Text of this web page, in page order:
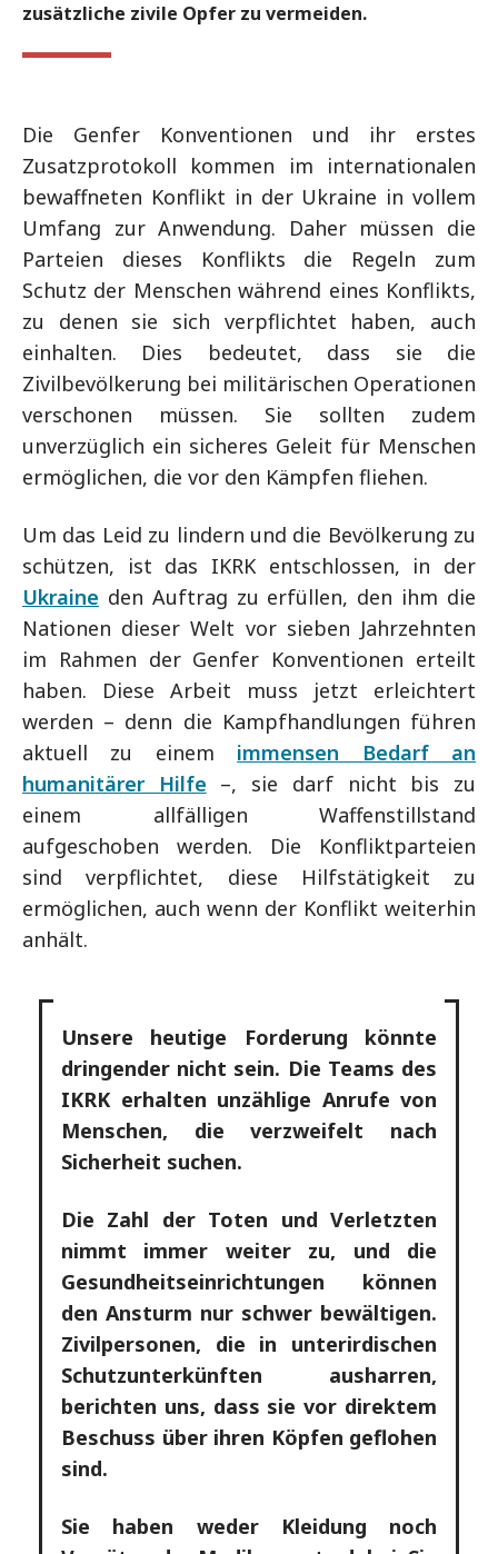
zusätzliche zivile Opfer zu vermeiden.
Die Genfer Konventionen und ihr erstes
Zusatzprotokoll kommen im internationalen
bewaffneten Konflikt in der Ukraine in vollem
Umfang zur Anwendung. Daher müssen die
Parteien dieses Konflikts die Regeln zum
Schutz der Menschen während eines Konflikts,
zu denen sie sich verpflichtet haben, auch
einhalten. Dies bedeutet, dass sie die
Zivilbevölkerung bei militärischen Operationen
verschonen müssen. Sie sollten zudem
unverzüglich ein sicheres Geleit für Menschen
ermöglichen, die vor den Kämpfen fliehen.
Um das Leid zu lindern und die Bevölkerung zu
schützen, ist das IKRK entschlossen, in der
Ukraine den Auftrag zu erfüllen, den ihm die
Nationen dieser Welt vor sieben Jahrzehnten
im Rahmen der Genfer Konventionen erteilt
haben. Diese Arbeit muss jetzt erleichtert
werden – denn die Kampfhandlungen führen
aktuell zu einem immensen Bedarf an
humanitärer Hilfe –, sie darf nicht bis zu
einem allfälligen Waffenstillstand
aufgeschoben werden. Die Konfliktparteien
sind verpflichtet, diese Hilfstätigkeit zu
ermöglichen, auch wenn der Konflikt weiterhin
anhält.
Unsere heutige Forderung könnte
dringender nicht sein. Die Teams des
IKRK erhalten unzählige Anrufe von
Menschen, die verzweifelt nach
Sicherheit suchen.
Die Zahl der Toten und Verletzten
nimmt immer weiter zu, und die
Gesundheitseinrichtungen können
den Ansturm nur schwer bewältigen.
Zivilpersonen, die in unterirdischen
Schutzunterkünften ausharren,
berichten uns, dass sie vor direktem
Beschuss über ihren Köpfen geflohen
sind.
Sie haben weder Kleidung noch